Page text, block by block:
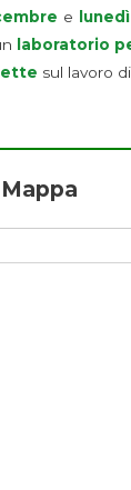
e
laboratorio
sul lavoro di
Mappa